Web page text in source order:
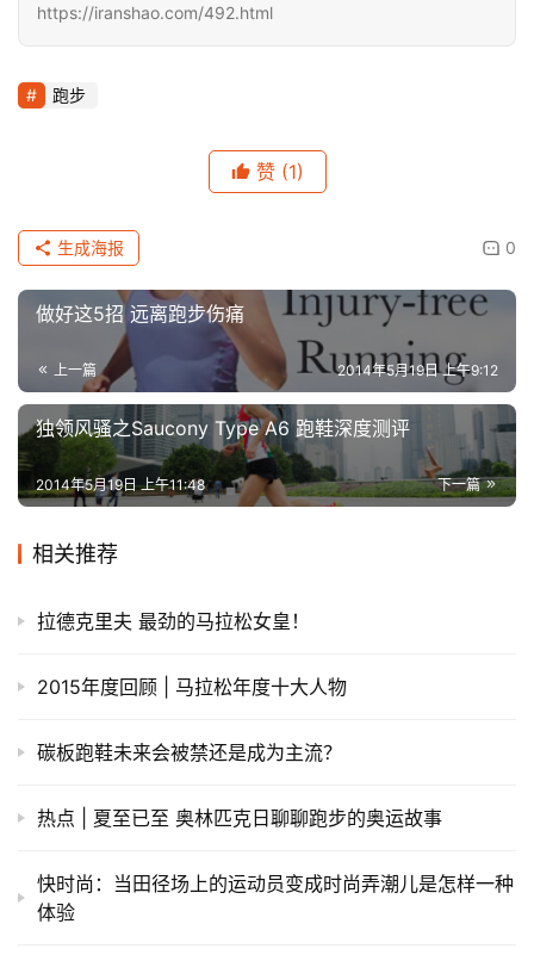
https://iranshao.com/492.html
跑步
赞 (1)
0
生成海报
做好这5招 远离跑步伤痛
上一篇 2014年5月19日 上午9:12
独领风骚之Saucony Type A6 跑鞋深度测评
下一篇
2014年5月19日 上午11:48
相关推荐
拉德克里夫 最劲的马拉松女皇！
2015年度回顾 | 马拉松年度十大人物
碳板跑鞋未来会被禁还是成为主流？
热点 | 夏至已至 奥林匹克日聊聊跑步的奥运故事
快时尚：当田径场上的运动员变成时尚弄潮儿是怎样一种
体验